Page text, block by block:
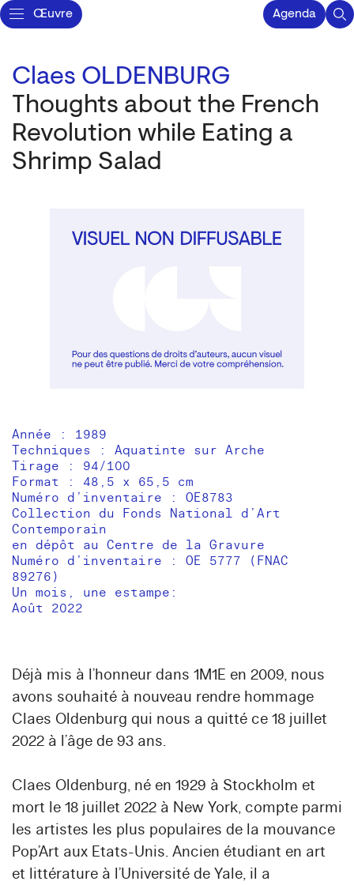
Œuvre Agenda
Claes OLDENBURG
Thoughts about the French
Revolution while Eating a
Shrimp Salad
Année : 1989
Techniques : Aquatinte sur Arche
Tirage : 94/100
Format : 48,5 x 65,5 cm
Numéro d’inventaire : OE8783
Collection du Fonds National d’Art
Contemporain
en dépôt au Centre de la Gravure
Numéro d’inventaire : OE 5777 (FNAC
89276)
Un mois, une estampe:
Août 2022
Déjà mis à l’honneur dans 1M1E en 2009, nous
avons souhaité à nouveau rendre hommage
Claes Oldenburg qui nous a quitté ce 18 juillet
2022 à l’âge de 93 ans.
Claes Oldenburg, né en 1929 à Stockholm et
mort le 18 juillet 2022 à New York, compte parmi
les artistes les plus populaires de la mouvance
Pop’Art aux Etats-Unis. Ancien étudiant en art
et littérature à l’Université de Yale, il a